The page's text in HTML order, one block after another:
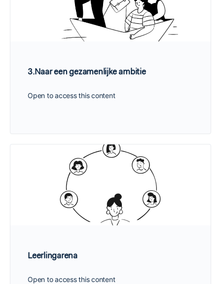
3.Naar een gezamenlijke ambitie
Open to access this content
Leerlingarena
Open to access this content